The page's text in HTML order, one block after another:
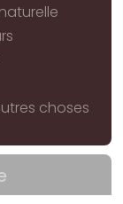
choses